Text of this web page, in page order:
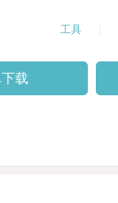
工具
载